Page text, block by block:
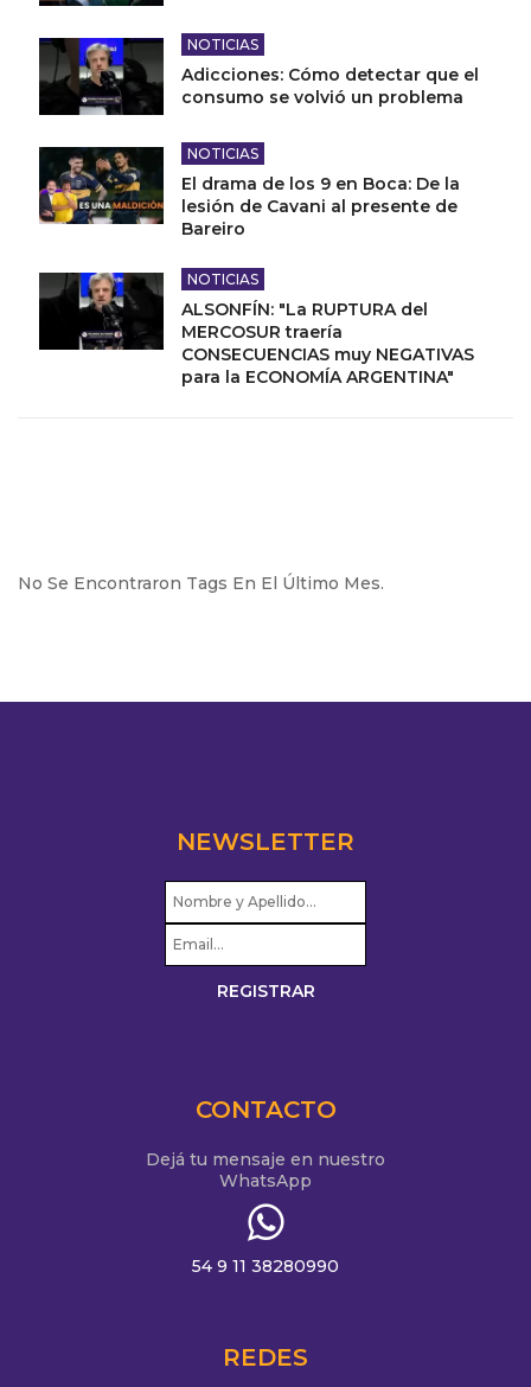
NOTICIAS
Adicciones: Cómo detectar que el
consumo se volvió un problema
NOTICIAS
El drama de los 9 en Boca: De la
lesión de Cavani al presente de
Bareiro
NOTICIAS
ALSONFÍN: "La RUPTURA del
MERCOSUR traería
CONSECUENCIAS muy NEGATIVAS
para la ECONOMÍA ARGENTINA"
No Se Encontraron Tags En El Último Mes.
NEWSLETTER
CONTACTO
Dejá tu mensaje en nuestro
WhatsApp
54 9 11 38280990
REDES